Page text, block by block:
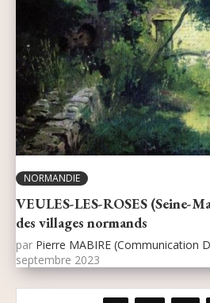
NORMANDIE
VEULES-LES-ROSES (Seine-
des villages normands
par Pierre MABIRE (Communication
septembre 2023